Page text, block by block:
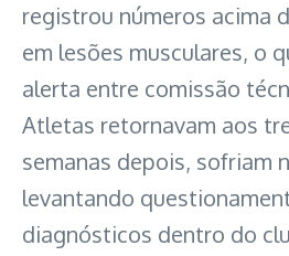
registrou números acima
em lesões musculares, o
alerta entre comissão
Atletas retornavam aos
semanas depois, sofriam
levantando
diagnósticos dentro do